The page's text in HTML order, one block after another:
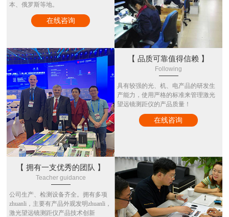
本、俄罗斯等地。
在线咨询
【 品质可靠值得信赖 】
Following
具有较强的光、机、电产品的研发生
产能力，使用严格的标准来管理激光
望远镜测距仪的产品质量！
在线咨询
【 拥有一支优秀的团队 】
Teacher guidance
公司生产、检测设备齐全。拥有多项
zhuanli，主要有产品外观发明zhuanli，
激光望远镜测距仪产品技术创新